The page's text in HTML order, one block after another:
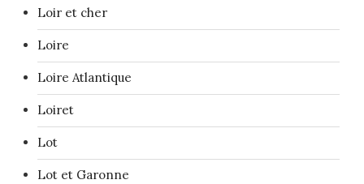
Loir et cher
Loire
Loire Atlantique
Loiret
Lot
Lot et Garonne